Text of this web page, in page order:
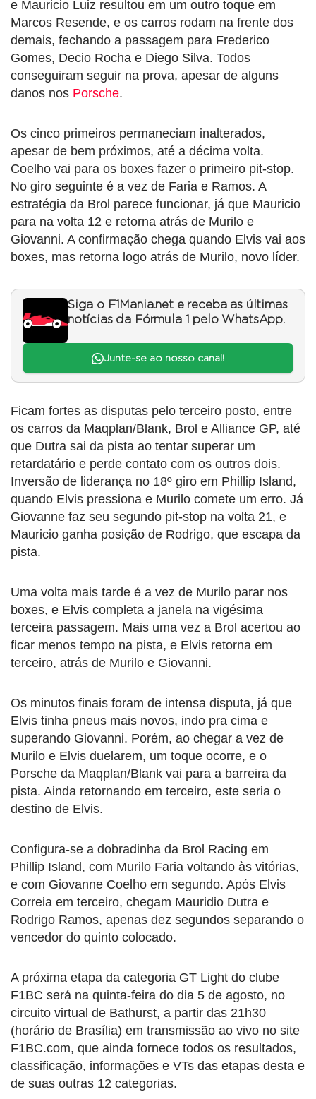
e Mauricio Luiz resultou em um outro toque em
Marcos Resende, e os carros rodam na frente dos
demais, fechando a passagem para Frederico
Gomes, Decio Rocha e Diego Silva. Todos
conseguiram seguir na prova, apesar de alguns
danos nos Porsche.
Os cinco primeiros permaneciam inalterados,
apesar de bem próximos, até a décima volta.
Coelho vai para os boxes fazer o primeiro pit-stop.
No giro seguinte é a vez de Faria e Ramos. A
estratégia da Brol parece funcionar, já que Mauricio
para na volta 12 e retorna atrás de Murilo e
Giovanni. A confirmação chega quando Elvis vai aos
boxes, mas retorna logo atrás de Murilo, novo líder.
Siga o F1Mania.net e receba as últimas
notícias da Fórmula 1 pelo WhatsApp.
Junte-se ao nosso canal!
Ficam fortes as disputas pelo terceiro posto, entre
os carros da Maqplan/Blank, Brol e Alliance GP, até
que Dutra sai da pista ao tentar superar um
retardatário e perde contato com os outros dois.
Inversão de liderança no 18º giro em Phillip Island,
quando Elvis pressiona e Murilo comete um erro. Já
Giovanne faz seu segundo pit-stop na volta 21, e
Mauricio ganha posição de Rodrigo, que escapa da
pista.
Uma volta mais tarde é a vez de Murilo parar nos
boxes, e Elvis completa a janela na vigésima
terceira passagem. Mais uma vez a Brol acertou ao
ficar menos tempo na pista, e Elvis retorna em
terceiro, atrás de Murilo e Giovanni.
Os minutos finais foram de intensa disputa, já que
Elvis tinha pneus mais novos, indo pra cima e
superando Giovanni. Porém, ao chegar a vez de
Murilo e Elvis duelarem, um toque ocorre, e o
Porsche da Maqplan/Blank vai para a barreira da
pista. Ainda retornando em terceiro, este seria o
destino de Elvis.
Configura-se a dobradinha da Brol Racing em
Phillip Island, com Murilo Faria voltando às vitórias,
e com Giovanne Coelho em segundo. Após Elvis
Correia em terceiro, chegam Mauridio Dutra e
Rodrigo Ramos, apenas dez segundos separando o
vencedor do quinto colocado.
A próxima etapa da categoria GT Light do clube
F1BC será na quinta-feira do dia 5 de agosto, no
circuito virtual de Bathurst, a partir das 21h30
(horário de Brasília) em transmissão ao vivo no site
F1BC.com, que ainda fornece todos os resultados,
classificação, informações e VTs das etapas desta e
de suas outras 12 categorias.